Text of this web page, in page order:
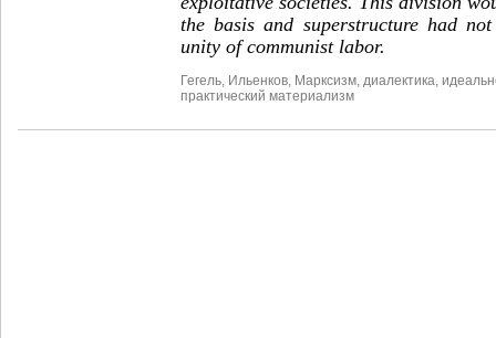
the basis and superstructure had
unity of communist labor.
Гегель Ильенков Марксизм диалектика
практический материализм